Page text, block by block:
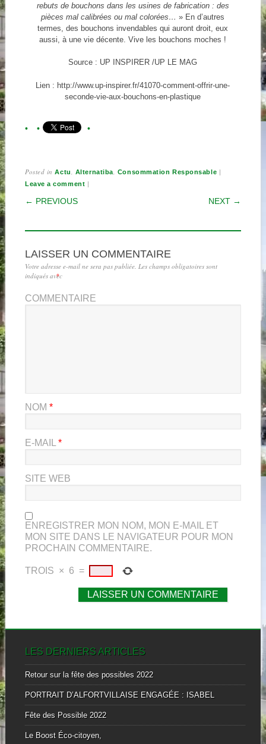
rebuts de bouchons dans les usines de fabrication : des
pièces mal calibrées ou mal colorées…» En d’autres
termes, des bouchons invendables qui auront droit, eux
aussi, à une vie décente. Vive les bouchons moches !
Source : UP INSPIRER /UP LE MAG
Lien : http://www.up-inspirer.fr/41070-comment-offrir-une-
seconde-vie-aux-bouchons-en-plastique
Posted inActu, Alternatiba, Consommation Responsable |
Leave a comment |
POST NAVIGATION
← PREVIOUS NEXT →
LAISSER UN COMMENTAIRE
Votre adresse e-mail ne sera pas publiée. Les champs obligatoires sont
indiqués avec
*
COMMENTAIRE
NOM *
E-MAIL*
SITE WEB
ENREGISTRER MON NOM, MON E-MAIL ET
MON SITE DANS LE NAVIGATEUR POUR MON
PROCHAIN COMMENTAIRE.
TROIS × 6 =
LES DERNIERS ARTICLES
Retour sur la fête des possibles 2022
PORTRAIT D’ALFORTVILLAISE ENGAGÉE : ISABEL
Fête des Possible 2022
Le Boost Éco-citoyen,